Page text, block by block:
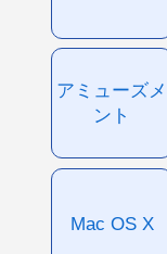
アミューズメ
ント
Mac OS X